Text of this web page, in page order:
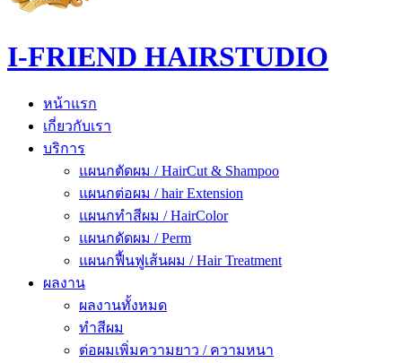
I-FRIEND HAIRSTUDIO
หน้าแรก
เกี่ยวกับเรา
บริการ
แผนกตัดผม / HairCut & Shampoo
แผนกต่อผม / hair Extension
แผนกทำสีผม / HairColor
แผนกดัดผม / Perm
แผนกฟื้นฟูเส้นผม / Hair Treatment
ผลงาน
ผลงานทั้งหมด
ทำสีผม
ต่อผมเพิ่มความยาว / ความหนา